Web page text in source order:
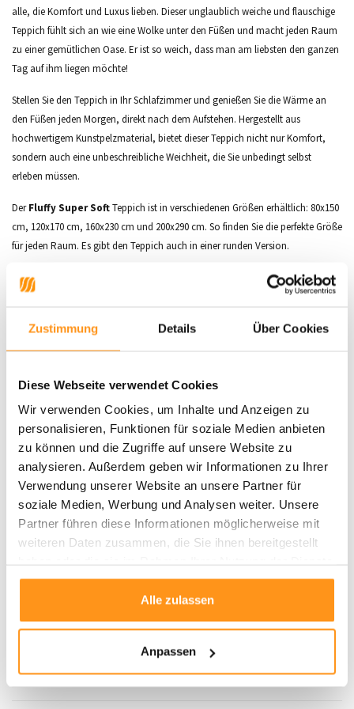
Zustimmung Details Über Cookies
Diese Webseite verwendet Cookies
Wir verwenden Cookies, um Inhalte und Anzeigen zu
personalisieren, Funktionen für soziale Medien anbieten
zu können und die Zugriffe auf unsere Website zu
analysieren. Außerdem geben wir Informationen zu Ihrer
Verwendung unserer Website an unsere Partner für
soziale Medien, Werbung und Analysen weiter. Unsere
Partner führen diese Informationen möglicherweise mit
weiteren Daten zusammen, die Sie ihnen bereitgestellt
gesammelt haben.
Alle zulassen
Anpassen
alle, die Komfort und Luxus lieben. Dieser unglaublich weiche und flauschige
Teppich fühlt sich an wie eine Wolke unter den Füßen und macht jeden Raum
zu einer gemütlichen Oase. Er ist so weich, dass man am liebsten den ganzen
Tag auf ihm liegen möchte!
Stellen Sie den Teppich in Ihr Schlafzimmer und genießen Sie die Wärme an
den Füßen jeden Morgen, direkt nach dem Aufstehen. Hergestellt aus
hochwertigem Kunstpelzmaterial, bietet dieser Teppich nicht nur Komfort,
sondern auch eine unbeschreibliche Weichheit, die Sie unbedingt selbst
erleben müssen.
DerFluffy Super SoftTeppich ist in verschiedenen Größen erhältlich: 80x150
cm, 120x170 cm, 160x230 cm und 200x290 cm. So finden Sie die perfekte Größe
für jeden Raum. Es gibt den Teppich auch in einer runden Version.
Hauptmerkmale:
Material:100% Polyester
Weich für die Füße, antiallergisch
Passt in fast jede Einrichtung
Leicht zu pflegen, antistatisch
Gewicht:
+/- 1350 gr/m²
Nicht für den Außeneinsatz geeignet
Die Abbildung zeigt die Größe 160x230 cm
Details:
Da der Teppich aufgerollt geliefert wird, kann er beim
Ausrollen etwas holprig sein. Dies verschwindet nach kurzer Zeit von
selbst. Um es zu beschleunigen, können Sie den Teppich einfach in die
entgegengesetzte Richtung aufrollen.